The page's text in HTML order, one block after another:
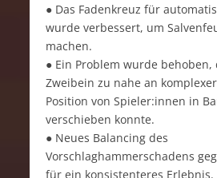
● Das Fadenkreuz für
wurde verbessert, um
machen.
● Ein Problem wurde behoben,
Zweibein zu nahe an
Position von Spieler:innen in
verschieben konnte.
● Neues Balancing des
Vorschlaghammerschadens
für ein konsistenteres Erlebnis.